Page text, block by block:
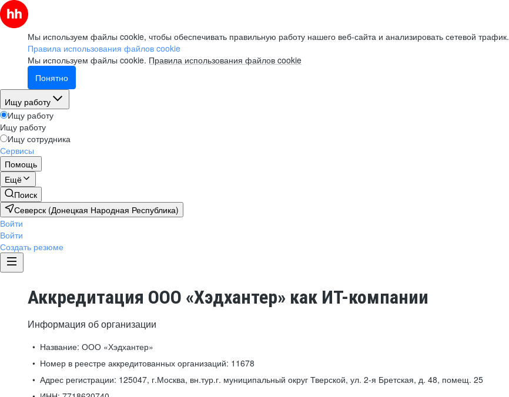
Мы используем файлы cookie, чтобы обеспечивать правильную работу нашего веб-сайта и анализировать сетевой трафик.
Правила использования файлов cookie
Мы используем файлы cookie. Правила использования файлов cookie
Понятно
Ищу работу
Ищу работу
Ищу работу
Ищу сотрудника
Сервисы
Помощь
Ещё
Поиск
Северск (Донецкая Народная Республика)
Войти
Войти
Создать резюме
Аккредитация ООО «Хэдхантер» как ИТ-компании
Информация об организации
Название: ООО «Хэдхантер»
Номер в реестре аккредитованных организаций: 11678
Адрес регистрации: 125047, г.Москва, вн.тур.г. муниципальный округ Тверской, ул. 2-я Бретская, д. 48, помещ. 25